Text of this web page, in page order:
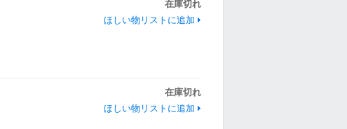
在庫切れ
ほしい物リストに追加
在庫切れ
ほしい物リストに追加